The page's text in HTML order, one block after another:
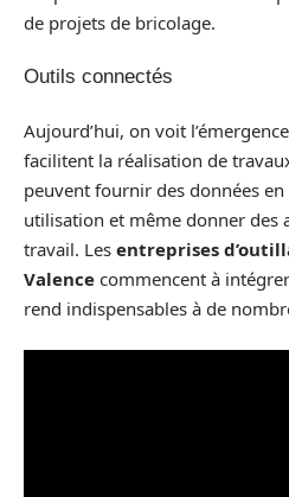
de projets de bricolage.
Outils connectés
Aujourd’hui, on voit
facilitent la réalisation de
peuvent fournir des données
utilisation et même donner des
travail. Les entreprises
Valence commencent à
rend indispensables à de